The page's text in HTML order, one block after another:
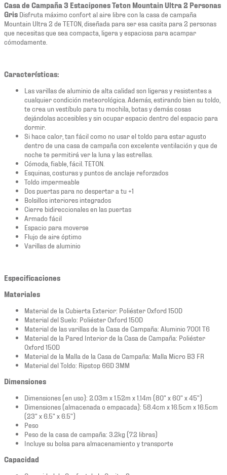
Casa de Campaña 3 Estacipones Teton Mountain Ultra 2 Personas
Gris Disfruta máximo confort al aire libre con la casa de campaña
Mountain Ultra 2 de TETON, diseñada para ser esa casita para 2 personas
que necesitas que sea compacta, ligera y espaciosa para acampar
cómodamente.
Características:
Las varillas de aluminio de alta calidad son ligeras y resistentes a
cualquier condición meteorológica. Además, estirando bien su toldo,
te crea un vestíbulo para tu mochila, botas y demás cosas
dejándolas accesibles y sin ocupar espacio dentro del espacio para
dormir.
Si hace calor, tan fácil como no usar el toldo para estar agusto
dentro de una casa de campaña con excelente ventilación y que de
noche te permitirá ver la luna y las estrellas.
Cómoda, fiable, fácil. TETON.
Esquinas, costuras y puntos de anclaje reforzados
Toldo impermeable
Dos puertas para no despertar a tu +1
Bolsillos interiores integrados
Cierre bidireccionales en las puertas
Armado fácil
Espacio para moverse
Flujo de aire óptimo
Varillas de aluminio
Especificaciones
Materiales
Material de la Cubierta Exterior: Poliéster Oxford 150D
Material del Suelo: Poliéster Oxford 150D
Material de las varillas de la Casa de Campaña: Aluminio 7001 T6
Material de la Pared Interior de la Casa de Campaña: Poliéster
Oxford 150D
Material de la Malla de la Casa de Campaña: Malla Micro B3 FR
Material del Toldo: Ripstop 66D 3MM
Dimensiones
Dimensiones (en uso): 2.03m x 1.52m x 1.14m (80" x 60" x 45")
Dimensiones (almacenada o empacada): 58.4cm x 16.5cm x 16.5cm
(23" x 6.5" x 6.5")
Peso
Peso de la casa de campaña: 3.2kg (7.2 libras)
Incluye su bolsa para almacenamiento y transporte
Capacidad